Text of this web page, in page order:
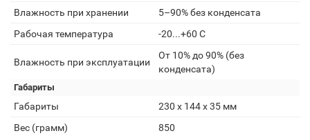
Влажность при хранении
5–90% без конденсата
Рабочая температура
-20...+60 С
Влажность при эксплуатации
От 10% до 90% (без
конденсата)
Габариты
Габариты
230 x 144 x 35 мм
Вес (грамм)
850